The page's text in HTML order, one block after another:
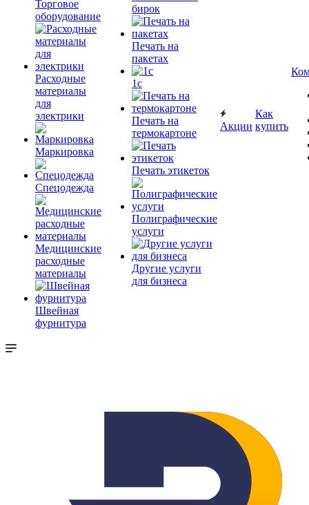
Торговое
оборудование
Расходные
материалы
для
электрики
Маркировка
Спецодежда
Медицинские
расходные
материалы
Швейная
фурнитура
бирок
Печать на
пакетах
1c
Печать на
термокартоне
Печать этикеток
Полиграфические
услуги
Другие услуги
для бизнеса
Акции
Как
купить